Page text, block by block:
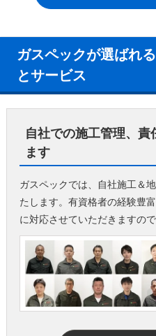
ガスペックが選ばれ
とサービス
自社での施工管理、責
ます
ガスペックでは、自社施工＆
たします。有資格者の経験豊
に対応させていただきますの